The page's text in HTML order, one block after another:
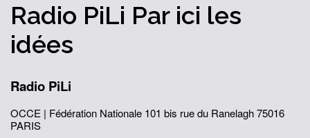
Radio PiLi Par ici les
idées
Radio PiLi
OCCE | Fédération Nationale 101 bis rue du Ranelagh75016
PARIS